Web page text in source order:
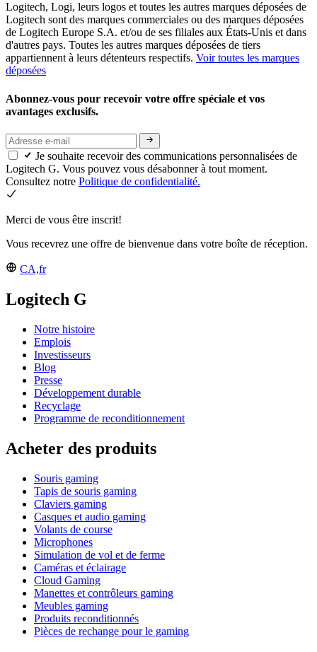
Logitech, Logi, leurs logos et toutes les autres marques déposées de
Logitech sont des marques commerciales ou des marques déposées
de Logitech Europe S.A. et/ou de ses filiales aux États-Unis et dans
d'autres pays. Toutes les autres marques déposées de tiers
appartiennent à leurs détenteurs respectifs. Voir toutes les marques
déposées
Abonnez-vous pour recevoir votre offre spéciale et vos
avantages exclusifs.
Je souhaite recevoir des communications personnalisées de
Logitech G. Vous pouvez vous désabonner à tout moment.
Consultez notre Politique de confidentialité.
Merci de vous être inscrit!
Vous recevrez une offre de bienvenue dans votre boîte de réception.
CA,fr
Logitech G
Notre histoire
Emplois
Investisseurs
Blog
Presse
Développement durable
Recyclage
Programme de reconditionnement
Acheter des produits
Souris gaming
Tapis de souris gaming
Claviers gaming
Casques et audio gaming
Volants de course
Microphones
Simulation de vol et de ferme
Caméras et éclairage
Cloud Gaming
Manettes et contrôleurs gaming
Meubles gaming
Produits reconditionnés
Pièces de rechange pour le gaming